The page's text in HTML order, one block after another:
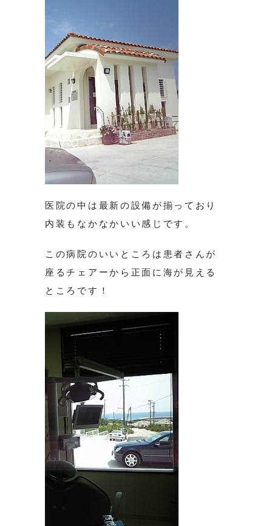
医院の中は最新の設備が揃っており
内装もなかなかいい感じです。
この病院のいいところは患者さんが
座るチェアーから正面に海が見える
ところです！